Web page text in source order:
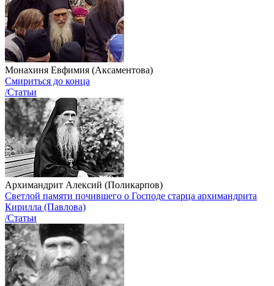
Монахиня Евфимия (Аксаментова)
Смириться до конца
/Статьи
Архимандрит Алексий (Поликарпов)
Светлой памяти почившего о Господе старца архимандрита
Кирилла (Павлова)
/Статьи